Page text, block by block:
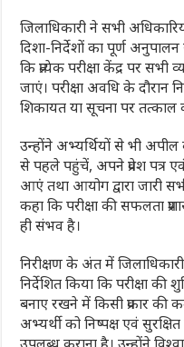
जिलाधिकारी ने सभी
दिशा-निर्देशों का पूर्ण
कि प्रत्येक परीक्षा केंद्र पर
जाएं। परीक्षा अवधि के दौरान
शिकायत या सूचना पर तत्काल
उन्होंने अभ्यर्थियों से भी अपील
से पहले पहुंचें, अपने प्रवेश पत्र
आएं तथा आयोग द्वारा जारी
कहा कि परीक्षा की सफलता
ही संभव है।
निरीक्षण के अंत में
निर्देशित किया कि परीक्षा की
बनाए रखने में किसी प्रकार की
अभ्यर्थी को निष्पक्ष एवं